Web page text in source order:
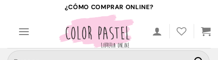
contenido
¿CÓMO COMPRAR ONLINE?
Buscar